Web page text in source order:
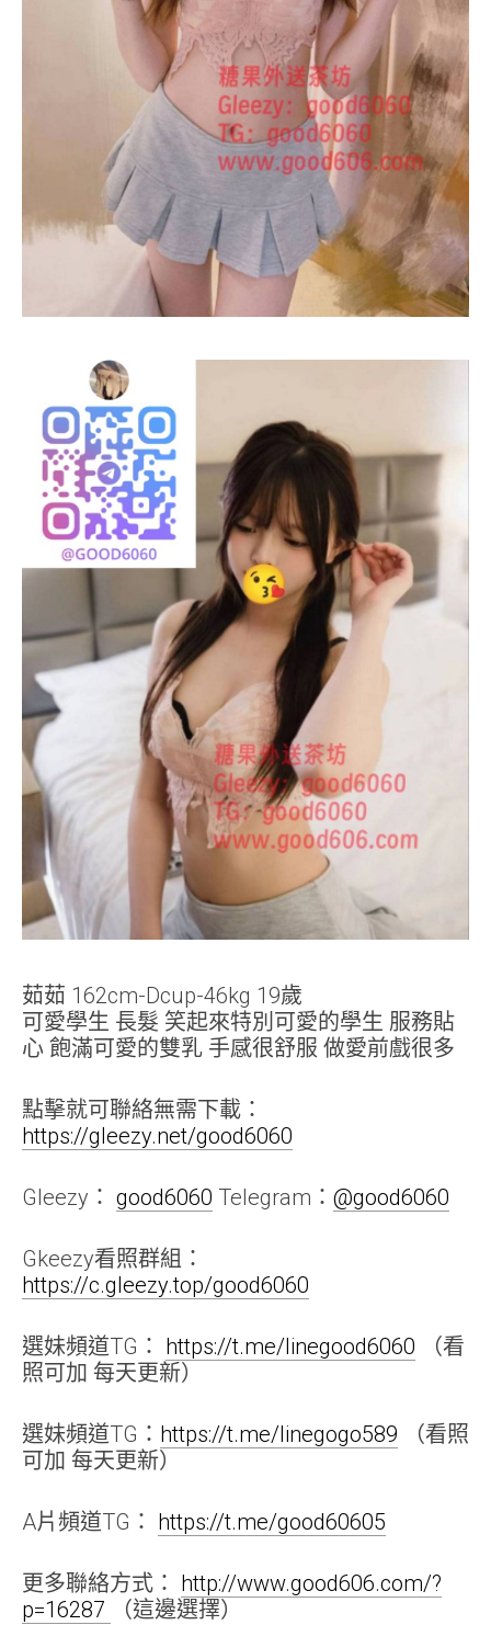
茹茹 162cm-Dcup-46kg 19歲
可愛學生 長髮 笑起來特別可愛的學生 服務貼
心 飽滿可愛的雙乳 手感很舒服 做愛前戲很多
點擊就可聯絡無需下載：
https://gleezy.net/good6060
Gleezy： good6060 Telegram： @good6060
Gkeezy看照群組：
https://c.gleezy.top/good6060
選妹頻道TG： https://t.me/linegood6060 （看
照可加 每天更新）
選妹頻道TG： https://t.me/linegogo589 （看照
可加 每天更新）
A片頻道TG： https://t.me/good60605
更多聯絡方式： http://www.good606.com/?
p=16287
（這邊選擇）